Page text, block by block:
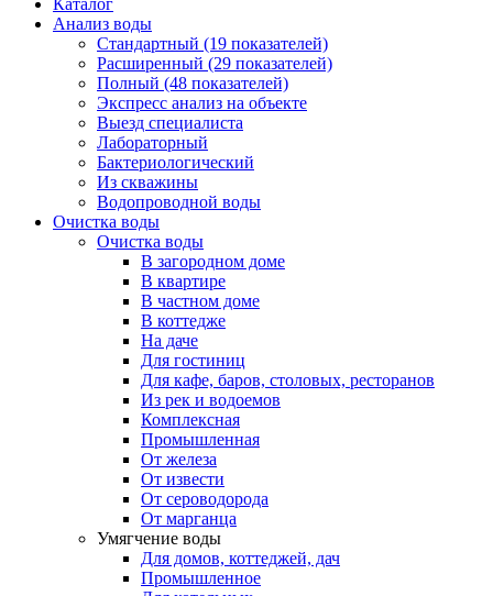
Каталог
Анализ воды
Стандартный (19 показателей)
Расширенный (29 показателей)
Полный (48 показателей)
Экспресс анализ на объекте
Выезд специалиста
Лабораторный
Бактериологический
Из скважины
Водопроводной воды
Очистка воды
Очистка воды
В загородном доме
В квартире
В частном доме
В коттедже
На даче
Для гостиниц
Для кафе, баров, столовых, ресторанов
Из рек и водоемов
Комплексная
Промышленная
От железа
От извести
От сероводорода
От марганца
Умягчение воды
Для домов, коттеджей, дач
Промышленное